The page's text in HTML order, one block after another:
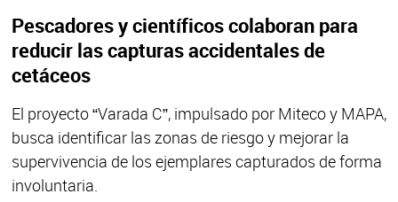
Pescadores y científicos colaboran para
reducir las capturas accidentales de
cetáceos
El proyecto “Varada C”, impulsado por Miteco y MAPA,
busca identificar las zonas de riesgo y mejorar la
supervivencia de los ejemplares capturados de forma
involuntaria.